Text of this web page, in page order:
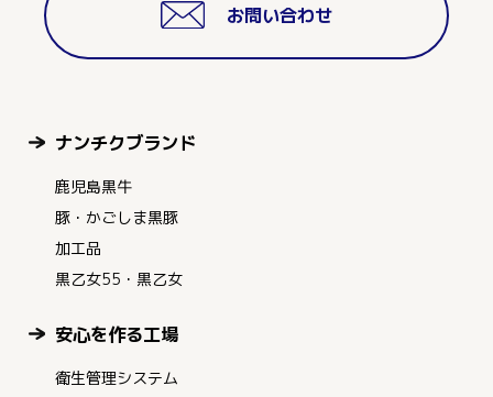
お問い合わせ
ナンチクブランド
鹿児島黒牛
豚・かごしま黒豚
加工品
黒乙女55・黒乙女
安心を作る工場
衛生管理システム